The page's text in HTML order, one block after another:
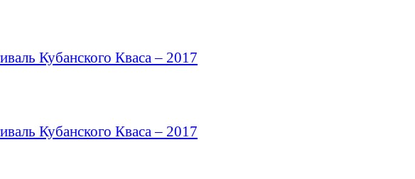
Кубанского Кваса – 2017
Кубанского Кваса – 2017